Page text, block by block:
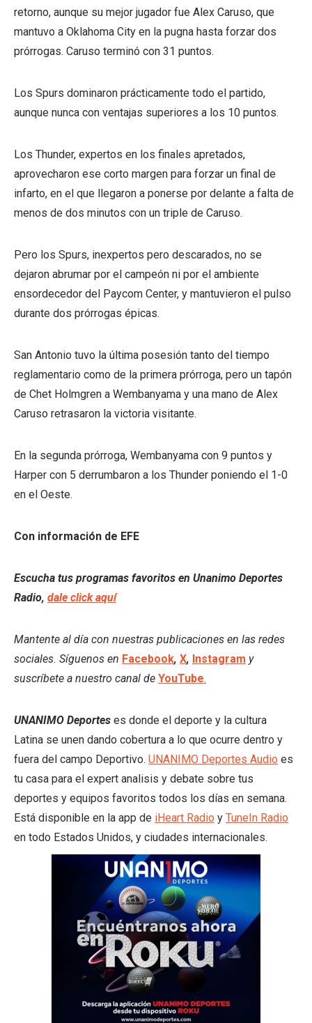
retorno, aunque su mejor jugador fue Alex Caruso, que
mantuvo a Oklahoma City en la pugna hasta forzar dos
prórrogas. Caruso terminó con 31 puntos.
Los Spurs dominaron prácticamente todo el partido,
aunque nunca con ventajas superiores a los 10 puntos.
Los Thunder, expertos en los finales apretados,
aprovecharon ese corto margen para forzar un final de
infarto, en el que llegaron a ponerse por delante a falta de
menos de dos minutos con un triple de Caruso.
Pero los Spurs, inexpertos pero descarados, no se
dejaron abrumar por el campeón ni por el ambiente
ensordecedor del Paycom Center, y mantuvieron el pulso
durante dos prórrogas épicas.
San Antonio tuvo la última posesión tanto del tiempo
reglamentario como de la primera prórroga, pero un tapón
de Chet Holmgren a Wembanyama y una mano de Alex
Caruso retrasaron la victoria visitante.
En la segunda prórroga, Wembanyama con 9 puntos y
Harper con 5 derrumbaron a los Thunder poniendo el 1-0
en el Oeste.
Con información de EFE
Escucha tus programas favoritos en Unanimo Deportes
Radio, dale click aquí
Mantente al día con nuestras publicaciones en las redes
sociales. Síguenos en Facebook, X, Instagram y
suscríbete a nuestro canal de YouTube.
UNANIMO Deportes es donde el deporte y la cultura
Latina se unen dando cobertura a lo que ocurre dentro y
fuera del campo Deportivo. UNANIMO Deportes Audio es
tu casa para el expert analisis y debate sobre tus
deportes y equipos favoritos todos los días en semana.
Está disponible en la app de iHeart Radio y TuneIn Radio
en todo Estados Unidos, y ciudades internacionales.